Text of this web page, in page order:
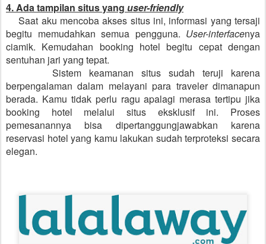
4. Ada tampilan situs yang user-friendly
Saat aku mencoba akses situs ini, informasi yang tersaji
begitu memudahkan semua pengguna. User-interfacenya
ciamik. Kemudahan booking hotel begitu cepat dengan
sentuhan jari yang tepat.
Sistem keamanan situs sudah teruji karena
berpengalaman dalam melayani para traveler dimanapun
berada. Kamu tidak perlu ragu apalagi merasa tertipu jika
booking hotel melalui situs eksklusif ini. Proses
pemesanannya bisa dipertanggungjawabkan karena
reservasi hotel yang kamu lakukan sudah terproteksi secara
elegan.